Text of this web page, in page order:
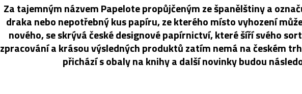
Za tajemným názvem Papelote propůjčeným ze španělštiny a
draka nebo nepotřebný kus papíru, ze kterého místo vyhození
nového, se skrývá české designové papírnictví, které šíří svého
zpracování a krásou výsledných produktů zatím nemá na českém
přichází s obaly na knihy a další novinky budou